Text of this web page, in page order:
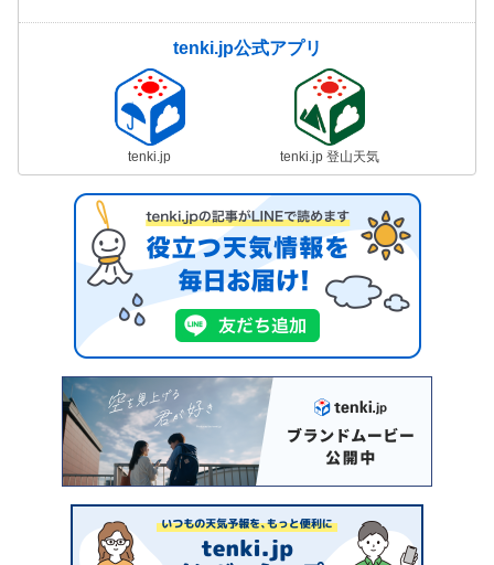
tenki.jp公式アプリ
tenki.jp tenki.jp 登山天気